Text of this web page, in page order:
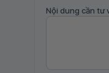
Nội dung cần tư